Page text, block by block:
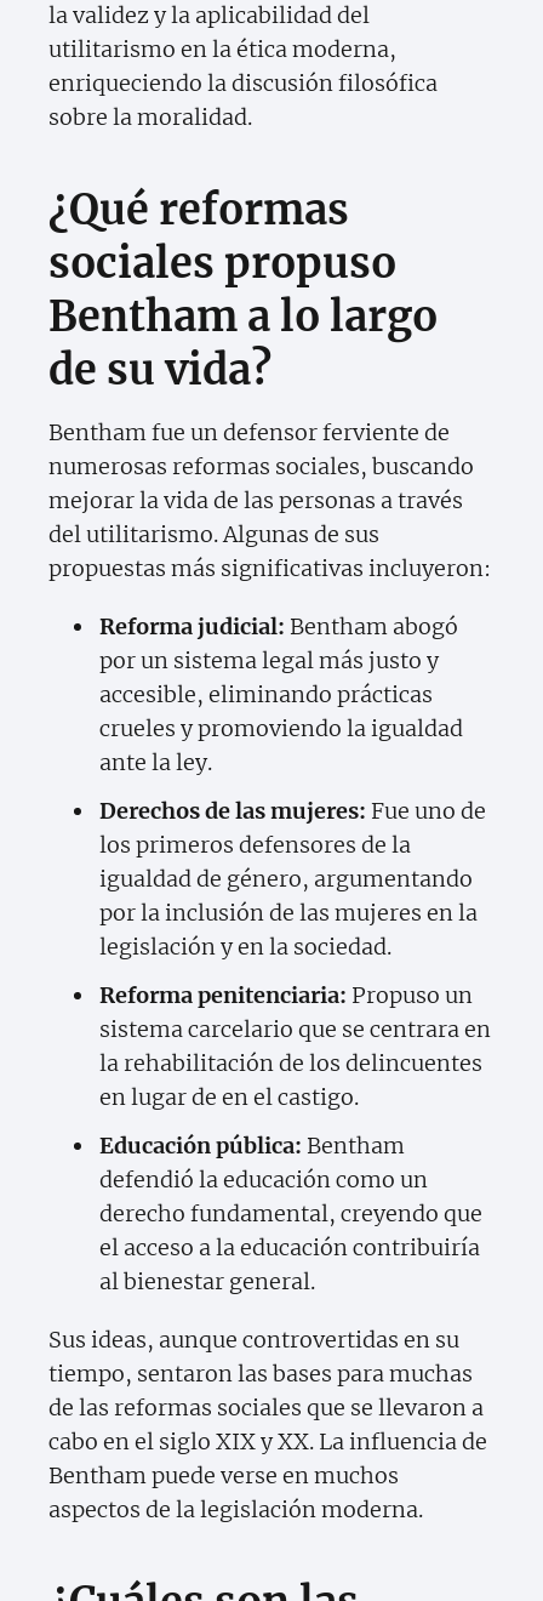
la validez y la aplicabilidad del
utilitarismo en la ética moderna,
enriqueciendo la discusión filosófica
sobre la moralidad.
¿Qué reformas
sociales propuso
Bentham a lo largo
de su vida?
Bentham fue un defensor ferviente de
numerosas reformas sociales, buscando
mejorar la vida de las personas a través
del utilitarismo. Algunas de sus
propuestas más significativas incluyeron:
Reforma judicial: Bentham abogó
por un sistema legal más justo y
accesible, eliminando prácticas
crueles y promoviendo la igualdad
ante la ley.
Derechos de las mujeres: Fue uno de
los primeros defensores de la
igualdad de género, argumentando
por la inclusión de las mujeres en la
legislación y en la sociedad.
Reforma penitenciaria: Propuso un
sistema carcelario que se centrara en
la rehabilitación de los delincuentes
en lugar de en el castigo.
Educación pública: Bentham
defendió la educación como un
derecho fundamental, creyendo que
el acceso a la educación contribuiría
al bienestar general.
Sus ideas, aunque controvertidas en su
tiempo, sentaron las bases para muchas
de las reformas sociales que se llevaron a
cabo en el siglo XIX y XX. La influencia de
Bentham puede verse en muchos
aspectos de la legislación moderna.